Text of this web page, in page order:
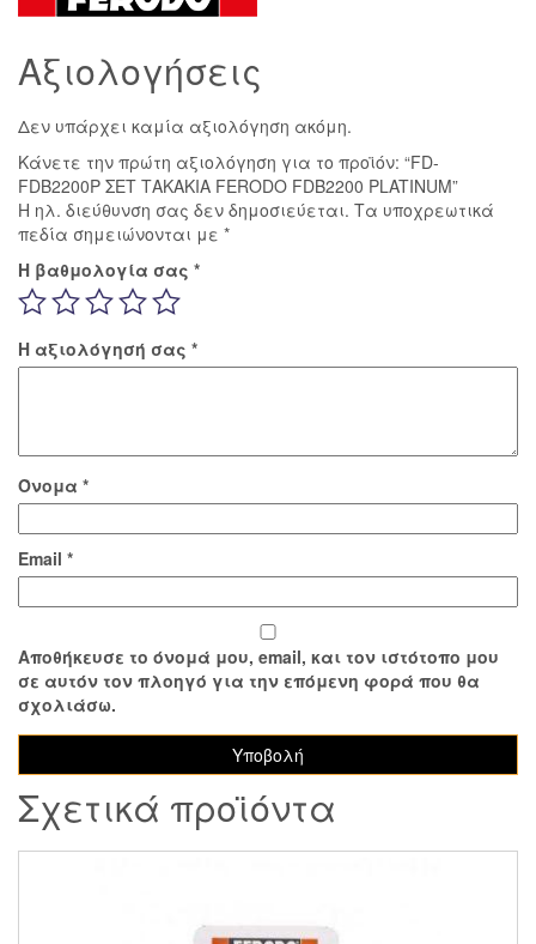
FDB2200
ποσότητα
Αξιολογήσεις
Δεν υπάρχει καμία αξιολόγηση ακόμη.
Κάνετε την πρώτη αξιολόγηση για το προϊόν: “FD-
FDB2200P ΣΕΤ ΤΑΚΑΚΙΑ FERODO FDB2200 PLATINUM”
Η ηλ. διεύθυνση σας δεν δημοσιεύεται. Τα υποχρεωτικά
πεδία σημειώνονται με *
Η βαθμολογία σας *
Η αξιολόγησή σας *
Όνομα *
Email *
Αποθήκευσε το όνομά μου, email, και τον ιστότοπο μου
σε αυτόν τον πλοηγό για την επόμενη φορά που θα
σχολιάσω.
Σχετικά προϊόντα